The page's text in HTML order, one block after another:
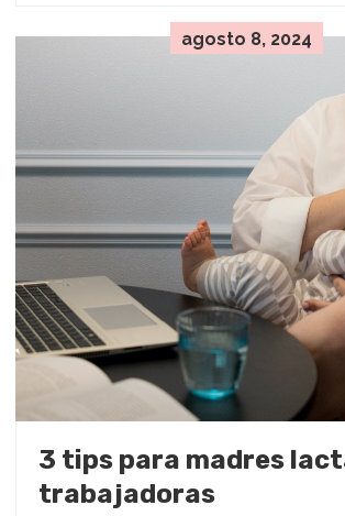
agosto 8, 2024
3 tips para madres
trabajadoras